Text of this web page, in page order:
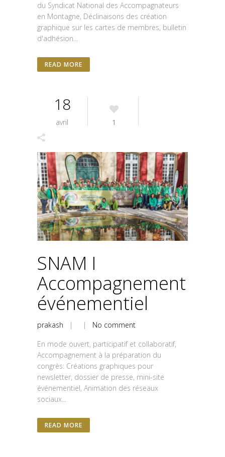
du Syndicat National des Accompagnateurs
en Montagne, Déclinaisons des création
graphique sur les cartes de membres, bulletin
d'adhésion...
READ MORE
18
avril 1
SNAM I
Accompagnement
événementiel
prakash | | No comment
En mode ouvert, participatif et collaboratif,
Accompagnement à la préparation du
congrès: Créations graphiques pour
newsletter, dossier de presse, mini-site
événementiel, Animation des réseaux
sociaux...
READ MORE